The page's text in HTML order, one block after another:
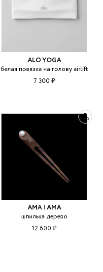
ALO YOGA
белая повязка на голову airlift
7 300 ₽
AMA | АМА
шпилька дерево
12 600 ₽